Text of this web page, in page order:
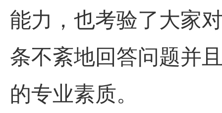
能力，也考验了大家
条不紊地回答问题并
的专业素质。